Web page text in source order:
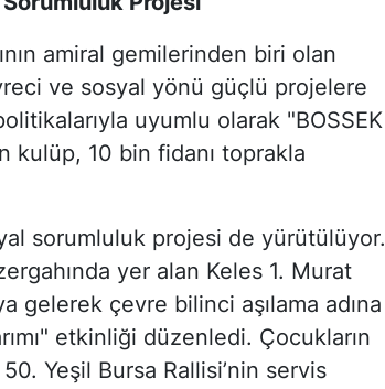
amiral gemilerinden biri olan
ve sosyal yönü güçlü projelere
uyumlu olarak "BOSSEK
kulüp, 10 bin fidanı toprakla
sorumluluk projesi de yürütülüyor.
yer alan Keles 1. Murat
gelerek çevre bilinci aşılama adına
etkinliği düzenledi. Çocukların
Yeşil Bursa Rallisi’nin servis